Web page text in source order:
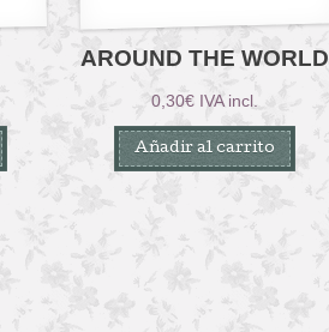
AROUND THE WORLD
0,30€ IVA incl.
Añadir al carrito